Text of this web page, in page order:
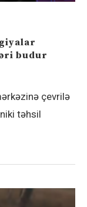
budur
çevrilə
təhsil